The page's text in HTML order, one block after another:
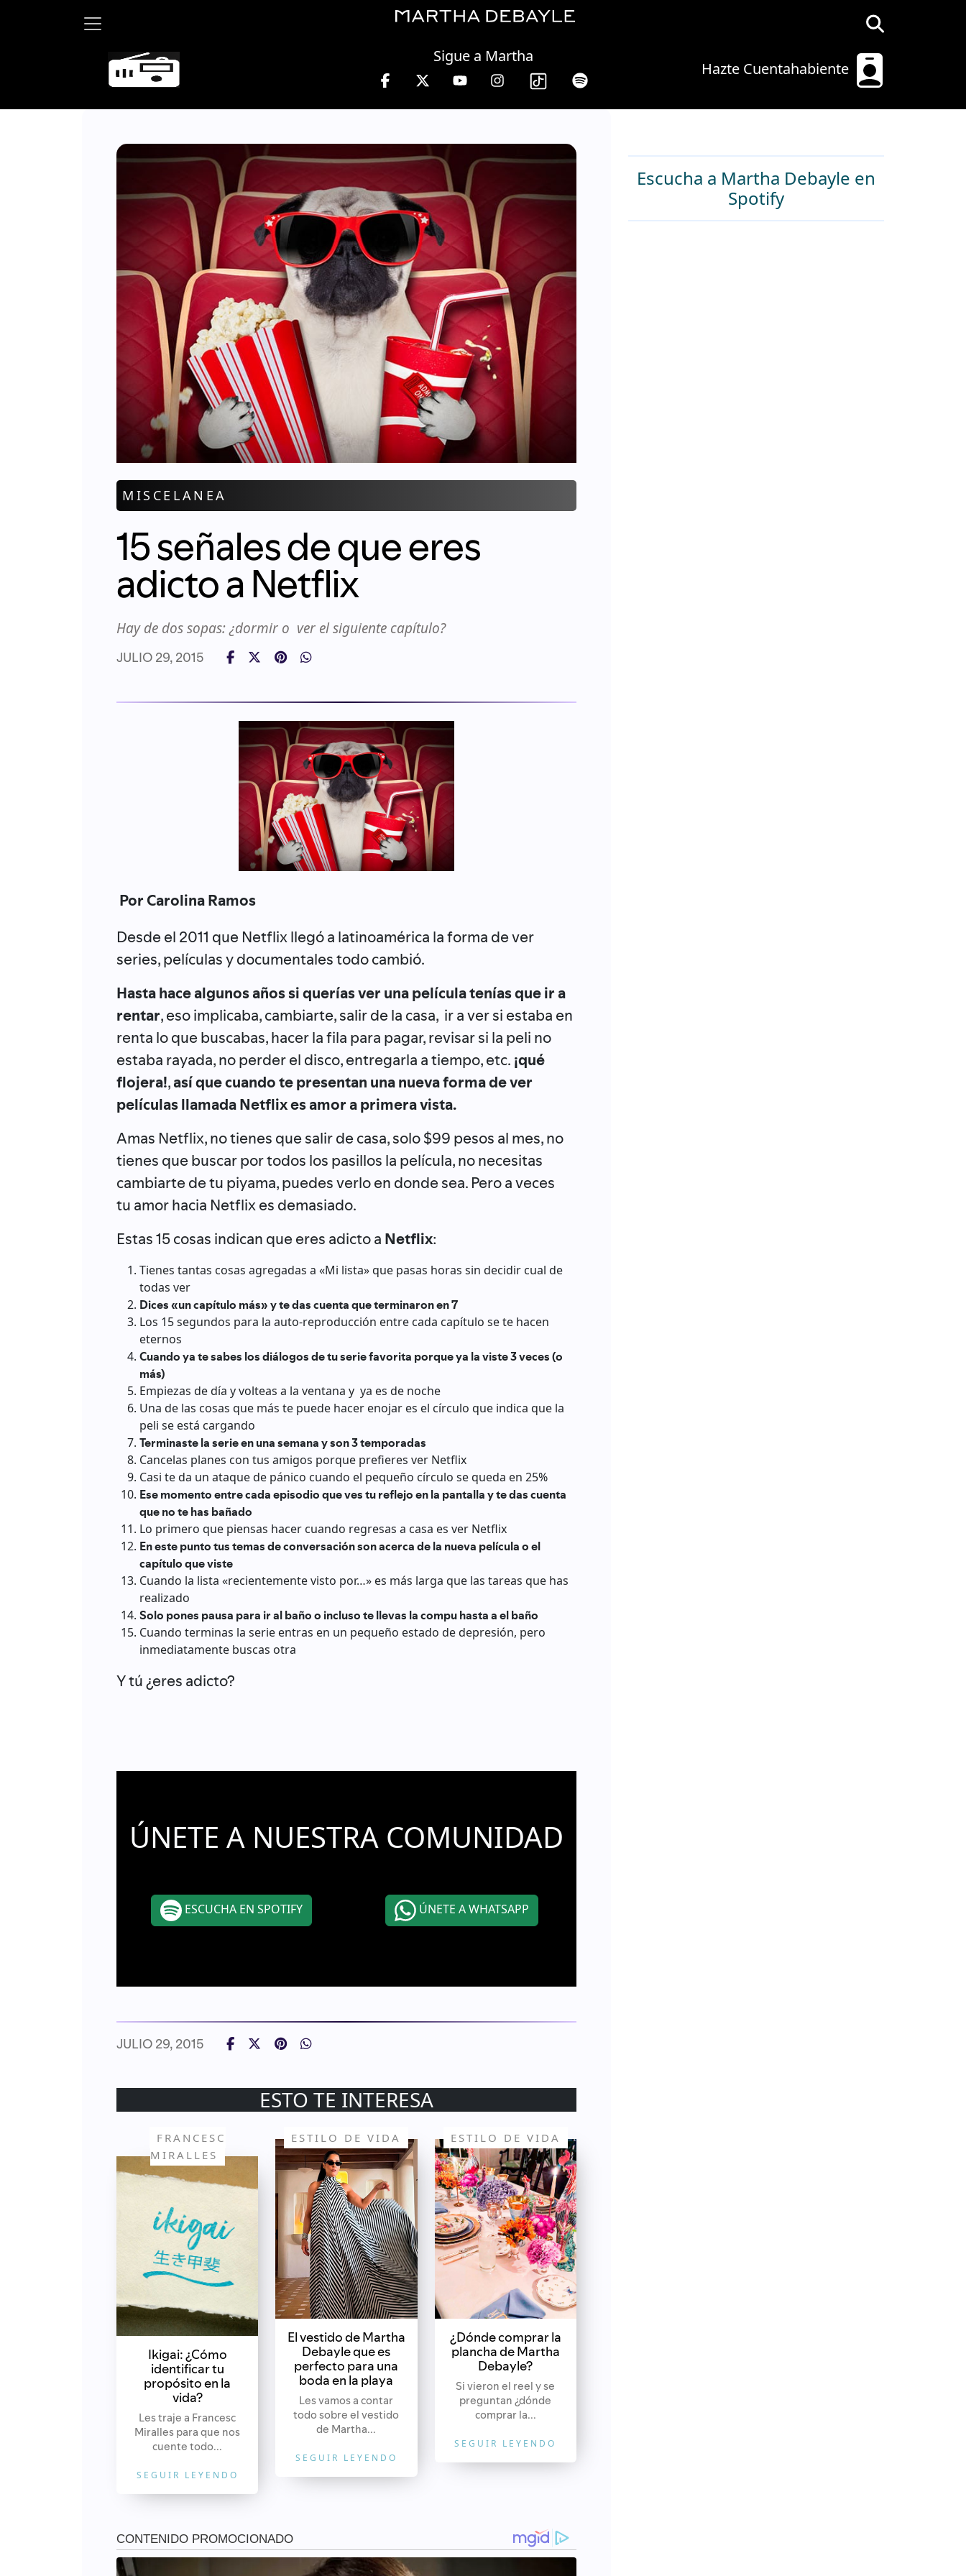
Hazte Cuentahabiente
Sigue a Martha
Martha Debayle en W, lunes a viernes de 10 a 13 hrs.
MISCELANEA
15 señales de que eres
adicto a Netflix
Hay de dos sopas: ¿dormir o ver el siguiente capítulo?
JULIO 29, 2015
Por Carolina Ramos
Desde el 2011 que Netflix llegó a latinoamérica la forma de ver
series, películas y documentales todo cambió.
Hasta hace algunos años si querías ver una película tenías que ir a
rentar, eso implicaba, cambiarte, salir de la casa, ir a ver si estaba en
renta lo que buscabas, hacer la fila para pagar, revisar si la peli no
estaba rayada, no perder el disco, entregarla a tiempo, etc. ¡qué
flojera!,así que cuando te presentan una nueva forma de ver
películas llamada Netflix es amor a primera vista.
Amas Netflix, no tienes que salir de casa, solo $99 pesos al mes, no
tienes que buscar por todos los pasillos la película, no necesitas
cambiarte de tu piyama, puedes verlo en donde sea. Pero a veces
tu amor hacia Netflix es demasiado.
Estas 15 cosas indican que eres adicto a Netflix:
Tienes tantas cosas agregadas a «Mi lista» que pasas horas sin decidir cual de
todas ver
Dices «un capítulo más» y te das cuenta que terminaron en 7
Los 15 segundos para la auto-reproducción entre cada capítulo se te hacen
eternos
Cuando ya te sabes los diálogos de tu serie favorita porque ya la viste 3 veces (o
más)
Empiezas de día y volteas a la ventana y ya es de noche
Una de las cosas que más te puede hacer enojar es el círculo que indica que la
peli se está cargando
Terminaste la serie en una semana y son 3 temporadas
Cancelas planes con tus amigos porque prefieres ver Netflix
Casi te da un ataque de pánico cuando el pequeño círculo se queda en 25%
Ese momento entre cada episodio que ves tu reflejo en la pantalla y te das cuenta
que no te has bañado
Lo primero que piensas hacer cuando regresas a casa es ver Netflix
En este punto tus temas de conversación son acerca de la nueva película o el
capítulo que viste
Cuando la lista «recientemente visto por…» es más larga que las tareas que has
realizado
Solo pones pausa para ir al baño o incluso te llevas la compu hasta a el baño
Cuando terminas la serie entras en un pequeño estado de depresión, pero
inmediatamente buscas otra
Y tú ¿eres adicto?
ÚNETE A NUESTRA COMUNIDAD
ESCUCHA EN SPOTIFY ÚNETE A WHATSAPP
JULIO 29, 2015
ESTO TE INTERESA
FRANCESC
MIRALLES
Ikigai: ¿Cómo
identificar tu
propósito en la
vida?
Les traje a Francesc
Miralles para que nos
cuente todo...
SEGUIR LEYENDO
ESTILO DE VIDA
El vestido de Martha
Debayle que es
perfecto para una
boda en la playa
Les vamos a contar
todo sobre el vestido
de Martha...
SEGUIR LEYENDO
ESTILO DE VIDA
¿Dónde comprar la
plancha de Martha
Debayle?
Si vieron el reel y se
preguntan ¿dónde
comprar la...
SEGUIR LEYENDO
Escucha a Martha Debayle en
Spotify